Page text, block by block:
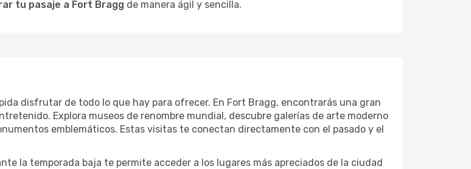
tu pasaje a Fort Bragg de manera ágil y sencilla.
disfrutar de todo lo que hay para ofrecer. En Fort Bragg, encontrarás una gran
Explora museos de renombre mundial, descubre galerías de arte moderno
emblemáticos. Estas visitas te conectan directamente con el pasado y el
la temporada baja te permite acceder a los lugares más apreciados de la ciudad